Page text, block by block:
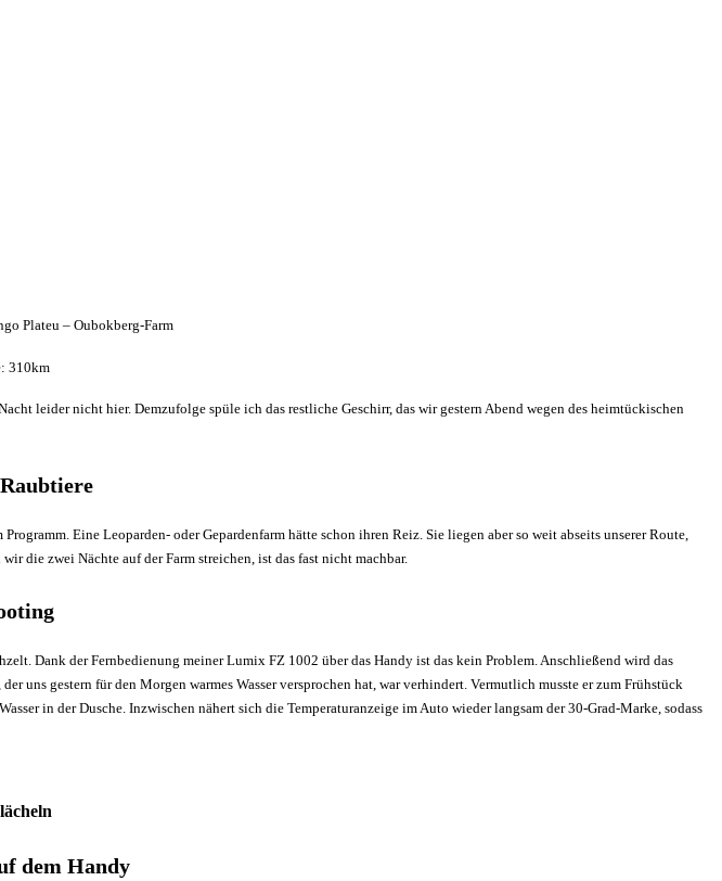
Plateu – Oubokberg-Farm
310km
leider nicht hier. Demzufolge spüle ich das restliche Geschirr, das wir gestern Abend wegen des heimtückischen
Eine Leoparden- oder Gepardenfarm hätte schon ihren Reiz. Sie liegen aber so weit abseits unserer Route,
die zwei Nächte auf der Farm streichen, ist das fast nicht machbar.
Dank der Fernbedienung meiner Lumix FZ 1002 über das Handy ist das kein Problem. Anschließend wird das
gestern für den Morgen warmes Wasser versprochen hat, war verhindert. Vermutlich musste er zum Frühstück
in der Dusche. Inzwischen nähert sich die Temperaturanzeige im Auto wieder langsam der 30-Grad-Marke, sodass
dem Handy